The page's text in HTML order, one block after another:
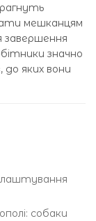
мешканцям
завершення
значно
до яких вони
собаки